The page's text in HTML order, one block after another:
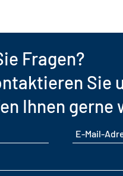
Fragen?
Sie
Ihnen gerne